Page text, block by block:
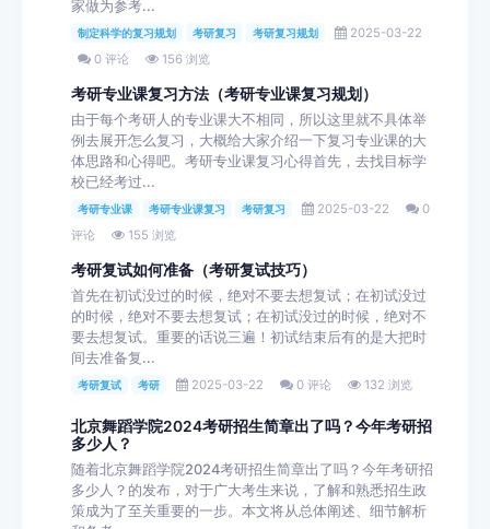
家做为参考...
制定科学的复习规划 考研复习 考研复习规划
2025-03-22
0 评论
156 浏览
考研专业课复习方法（考研专业课复习规划）
由于每个考研人的专业课大不相同，所以这里就不具体举
例去展开怎么复习，大概给大家介绍一下复习专业课的大
体思路和心得吧。考研专业课复习心得首先，去找目标学
校已经考过...
考研专业课 考研专业课复习 考研复习 2025-03-22
0
评论
155 浏览
考研复试如何准备（考研复试技巧）
首先在初试没过的时候，绝对不要去想复试；在初试没过
的时候，绝对不要去想复试；在初试没过的时候，绝对不
要去想复试。重要的话说三遍！初试结束后有的是大把时
间去准备复...
考研复试 考研 2025-03-22 0 评论 132 浏览
北京舞蹈学院2024考研招生简章出了吗？今年考研招
多少人？
随着北京舞蹈学院2024考研招生简章出了吗？今年考研招
多少人？的发布，对于广大考生来说，了解和熟悉招生政
策成为了至关重要的一步。本文将从总体阐述、细节解析